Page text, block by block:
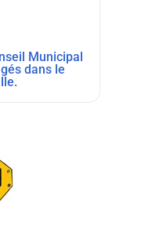
dans le